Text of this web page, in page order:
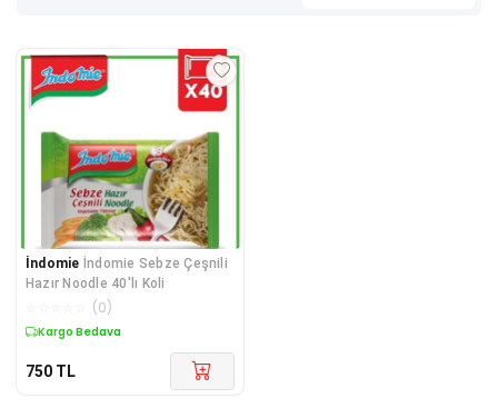
İndomie İndomie Sebze Çeşnili
Hazır Noodle 40'lı Koli
(0)
Kargo Bedava
750 TL